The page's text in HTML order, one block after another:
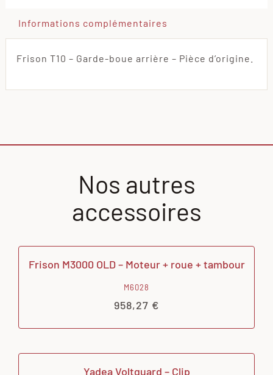
Informations complémentaires
Frison T10 – Garde-boue arrière – Pièce d’origine.
Nos autres
accessoires
Frison M3000 OLD – Moteur + roue + tambour
M6028
958,27 €
Yadea Voltguard – Clip